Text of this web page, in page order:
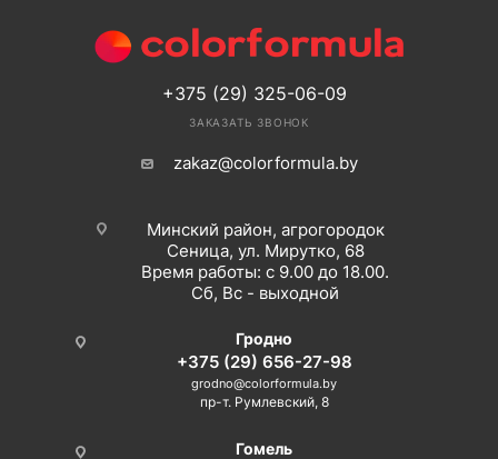
+375 (29) 325-06-09
ЗАКАЗАТЬ ЗВОНОК
zakaz@colorformula.by
Минский район, агрогородок
Сеница, ул. Мирутко, 68
Время работы: с 9.00 до 18.00.
Сб, Вс - выходной
Гродно
+375 (29) 656-27-98
grodno@colorformula.by
пр-т. Румлевский, 8
Гомель